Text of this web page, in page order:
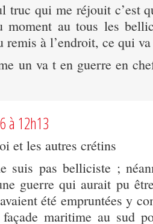
truc qui me réjouit c’est
moment au tous les
remis à l’endroit, ce qui
un va t en guerre en
à 12h13
et les autres crétins
suis pas belliciste ;
guerre qui aurait pu
été empruntées y
maritime au sud